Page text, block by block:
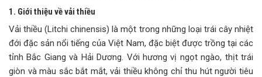
1. Giới thiệu về vải thiều
Vải thiều (Litchi chinensis) là một trong những loại trái cây nhiệt
đới đặc sản nổi tiếng của Việt Nam, đặc biệt được trồng tại các
tỉnh Bắc Giang và Hải Dương. Với hương vị ngọt ngào, thịt trái
giòn và màu sắc bắt mắt, vải thiều không chỉ thu hút người tiêu